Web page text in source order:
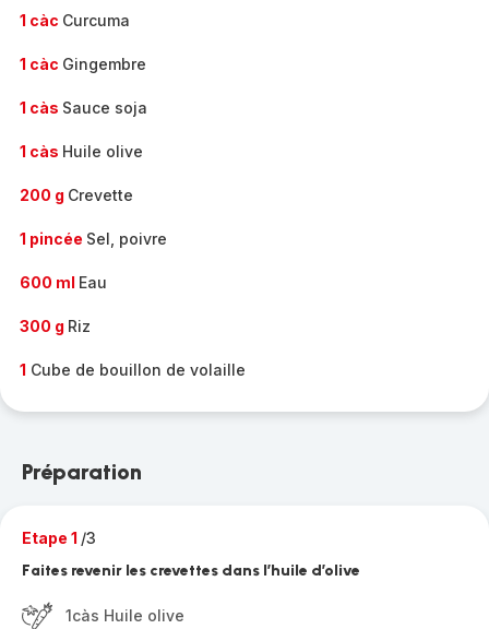
1 càc Curcuma
1 càc Gingembre
1 càs Sauce soja
1 càs Huile olive
200 g Crevette
1 pincée Sel, poivre
600 ml Eau
300 g Riz
1 Cube de bouillon de volaille
Préparation
Etape 1 /3
Faites revenir les crevettes dans l’huile d’olive
1càs Huile olive